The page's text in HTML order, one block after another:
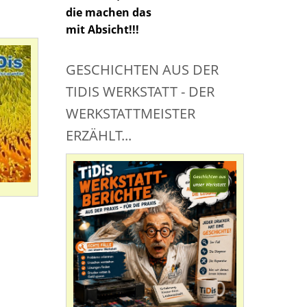
die machen das
mit Absicht!!!
GESCHICHTEN AUS DER
TIDIS WERKSTATT - DER
WERKSTATTMEISTER
ERZÄHLT...